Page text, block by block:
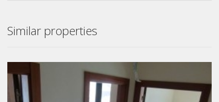
Similar properties